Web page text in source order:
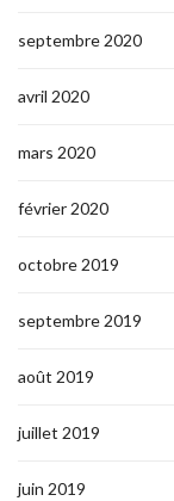
septembre 2020
avril 2020
mars 2020
février 2020
octobre 2019
septembre 2019
août 2019
juillet 2019
juin 2019